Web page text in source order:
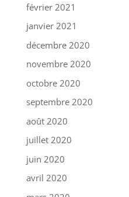
février 2021
janvier 2021
décembre 2020
novembre 2020
octobre 2020
septembre 2020
août 2020
juillet 2020
juin 2020
avril 2020